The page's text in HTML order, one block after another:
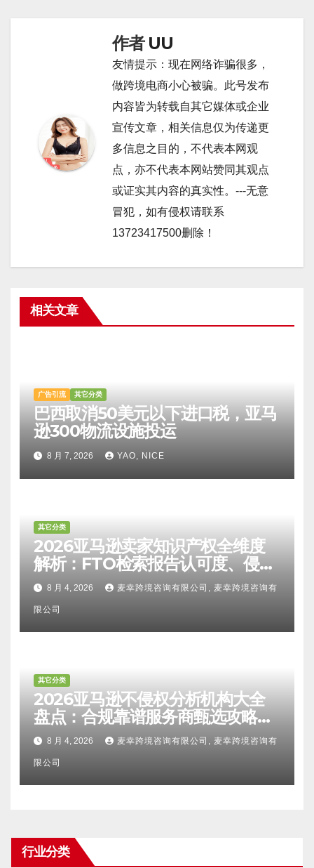
作者 UU
友情提示：现在网络诈骗很多，
做跨境电商小心被骗。此号发布
内容皆为转载自其它媒体或企业
宣传文章，相关信息仅为传递更
多信息之目的，不代表本网观
点，亦不代表本网站赞同其观点
或证实其内容的真实性。---无意
冒犯，如有侵权请联系
13723417500删除！
相关文章
广告引流 其它分类
巴西取消50美元以下进口税，亚马
逊300物流设施投运
8 月 7, 2026 YAO, NICE
其它分类
2026亚马逊卖家知识产权全维度
解析：FTO检索报告认可度、侵权
比对区别、TRO应诉方法及服务商
甄选避坑全攻略
8 月 4, 2026 麦幸跨境咨询有限公司, 麦幸跨境咨询有
限公司
其它分类
2026亚马逊不侵权分析机构大全
盘点：合规靠谱服务商甄选攻略、
避坑FAQ及标杆机构实力详解
8 月 4, 2026 麦幸跨境咨询有限公司, 麦幸跨境咨询有
限公司
行业分类